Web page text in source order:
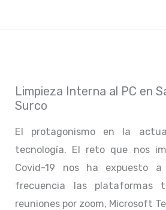
Limpieza Interna al PC en
Surco
El protagonismo en la
tecnología. El reto que nos
Covid-19 nos ha expuesto
frecuencia las plataformas
reuniones por zoom, Microsoft